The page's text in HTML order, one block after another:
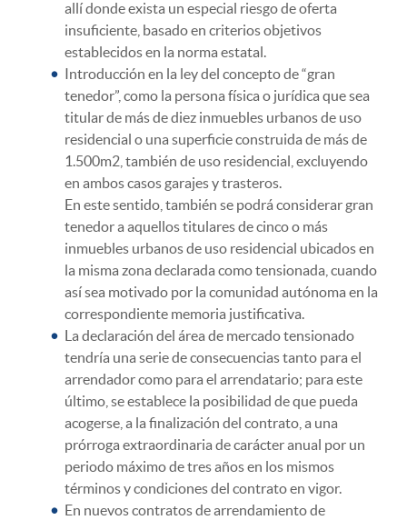
allí donde exista un especial riesgo de oferta
insuficiente, basado en criterios objetivos
establecidos en la norma estatal.
Introducción en la ley del concepto de “gran
tenedor”, como la persona física o jurídica que sea
titular de más de diez inmuebles urbanos de uso
residencial o una superficie construida de más de
1.500m2, también de uso residencial, excluyendo
en ambos casos garajes y trasteros.
En este sentido, también se podrá considerar gran
tenedor a aquellos titulares de cinco o más
inmuebles urbanos de uso residencial ubicados en
la misma zona declarada como tensionada, cuando
así sea motivado por la comunidad autónoma en la
correspondiente memoria justificativa.
La declaración del área de mercado tensionado
tendría una serie de consecuencias tanto para el
arrendador como para el arrendatario; para este
último, se establece la posibilidad de que pueda
acogerse, a la finalización del contrato, a una
prórroga extraordinaria de carácter anual por un
periodo máximo de tres años en los mismos
términos y condiciones del contrato en vigor.
En nuevos contratos de arrendamiento de